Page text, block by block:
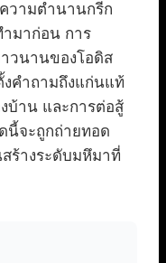
วามตำนานกรีก
มาก่อน การ
าวนานของโอดิส
คำถามถึงแก่นแท้
บ้าน และการต่อสู้
นี้จะถูกถ่ายทอด
ร้างระดับมหึมาที่